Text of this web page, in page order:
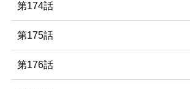
第174話
第175話
第176話